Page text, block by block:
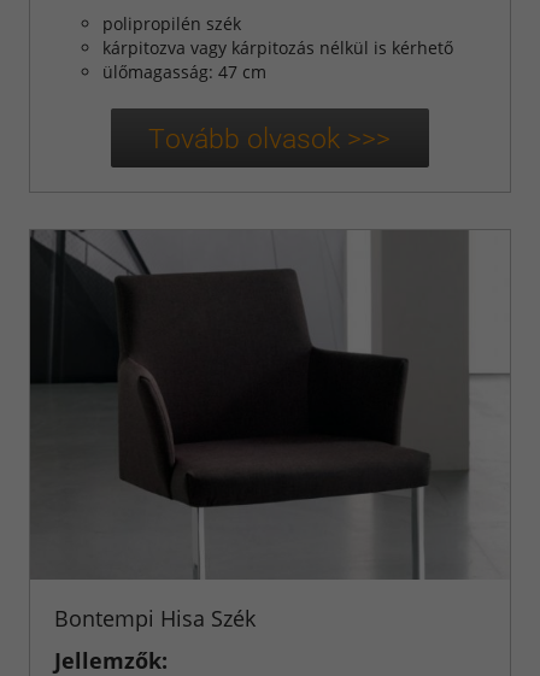
polipropilén szék
kárpitozva vagy kárpitozás nélkül is kérhető
ülőmagasság: 47 cm
Bontempi Hisa Szék
Jellemzők: